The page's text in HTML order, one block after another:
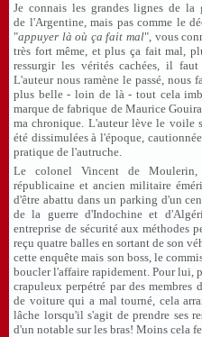
Je connais les grandes lignes de la
de l'Argentine, mais pas comme le
"appuyer là où ça fait mal", vous
très fort même, et plus ça fait mal,
ressurgir les vérités cachées, il
L'auteur nous ramène le passé,
plus belle - loin de là - tout cela
marque de fabrique de Maurice
ma chronique. L'auteur lève le voile
été dissimulées à l'époque,
pratique de l'autruche.
Le colonel Vincent de
républicaine et ancien militaire
d'être abattu dans un parking d'un
de la guerre d'Indochine et
entreprise de sécurité aux méthodes
reçu quatre balles en sortant de son
cette enquête mais son boss, le
boucler l'affaire rapidement. Pour lui,
crapuleux perpétré par des
de voiture qui a mal tourné, cela
lâche lorsqu'il s'agit de prendre ses
d'un notable sur les bras! Moins cela